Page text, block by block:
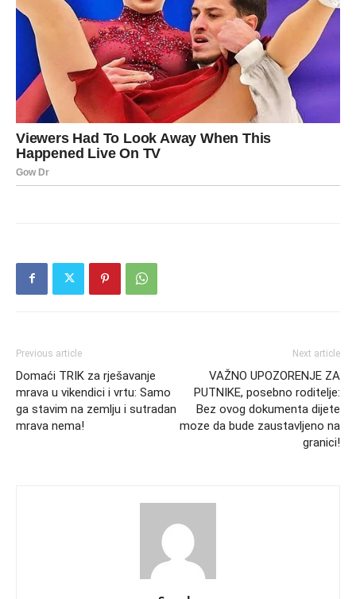
Previous article
Domaći TRIK za rješavanje
mrava u vikendici i vrtu: Samo
ga stavim na zemlju i sutradan
mrava nema!
Next article
VAŽNO UPOZORENJE ZA
PUTNIKE, posebno roditelje:
Bez ovog dokumenta dijete
moze da bude zaustavljeno na
granici!